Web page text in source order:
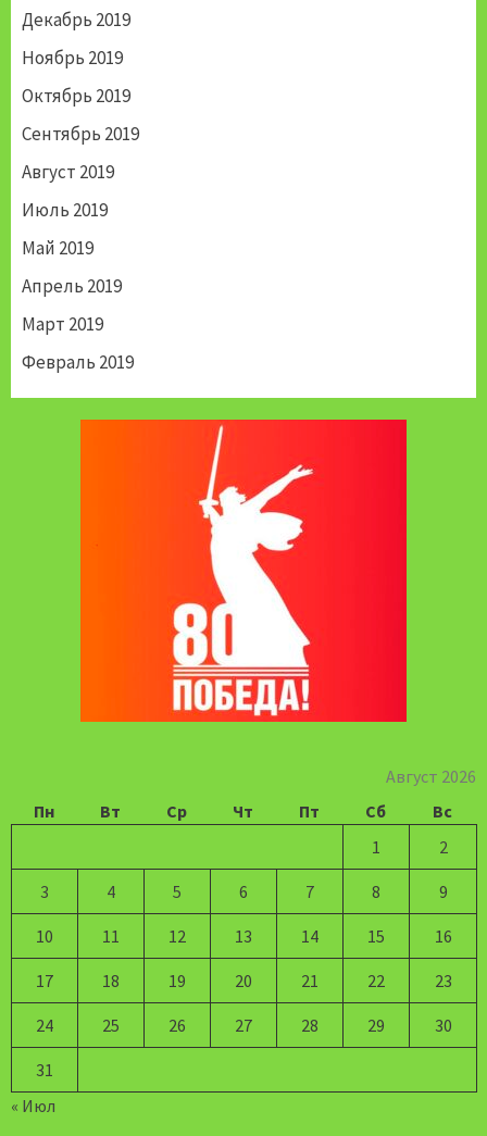
Декабрь 2019
Ноябрь 2019
Октябрь 2019
Сентябрь 2019
Август 2019
Июль 2019
Май 2019
Апрель 2019
Март 2019
Февраль 2019
Август 2026
Пн
Вт Ср Чт Пт Сб
Вс
1
2
3 4 5 6 7 8 9
10 11 12 13 14 15 16
17 18 19 20 21 22 23
24 25 26 27 28 29 30
31
« Июл